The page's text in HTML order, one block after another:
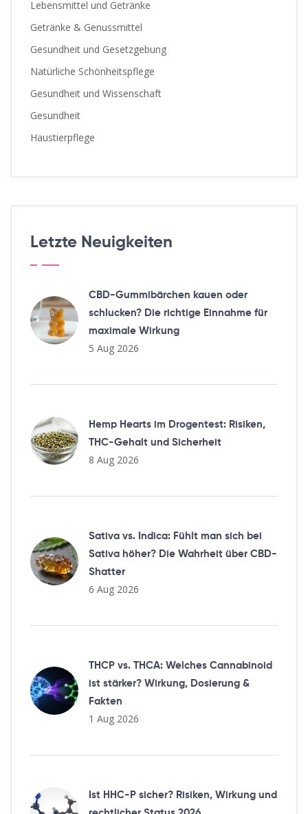
Lebensmittel und Getränke
Getränke & Genussmittel
Gesundheit und Gesetzgebung
Natürliche Schönheitspflege
Gesundheit und Wissenschaft
Gesundheit
Haustierpflege
Letzte Neuigkeiten
CBD-Gummibärchen kauen oder
schlucken? Die richtige Einnahme für
maximale Wirkung
5 Aug 2026
Hemp Hearts im Drogentest: Risiken,
THC-Gehalt und Sicherheit
8 Aug 2026
Sativa vs. Indica: Fühlt man sich bei
Sativa höher? Die Wahrheit über CBD-
Shatter
6 Aug 2026
THCP vs. THCA: Welches Cannabinoid
ist stärker? Wirkung, Dosierung &
Fakten
1 Aug 2026
Ist HHC-P sicher? Risiken, Wirkung und